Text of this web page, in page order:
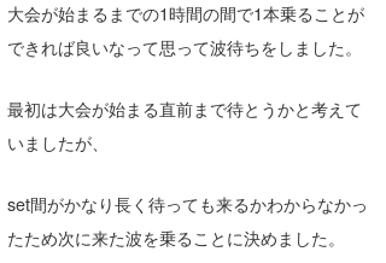
大会が始まるまでの1時間の間で1本乗ることが
できれば良いなって思って波待ちをしました。
最初は大会が始まる直前まで待とうかと考えて
いましたが、
set間がかなり長く待っても来るかわからなかっ
たため次に来た波を乗ることに決めました。